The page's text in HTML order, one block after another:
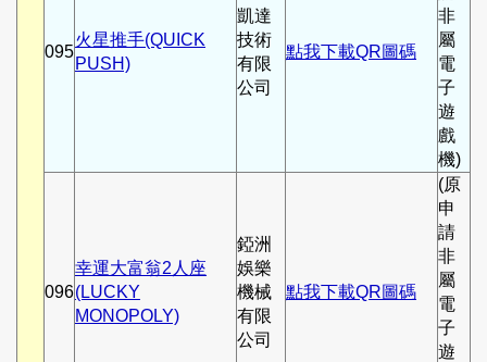
095
火星推手(QUICK
PUSH)
凱達
技術
有限
公司
點我下載QR圖碼
非
屬
電
子
遊
戲
機)
096
幸運大富翁2人座
(LUCKY
MONOPOLY)
錏洲
娛樂
機械
有限
公司
點我下載QR圖碼
(原
申
請
非
屬
電
子
遊